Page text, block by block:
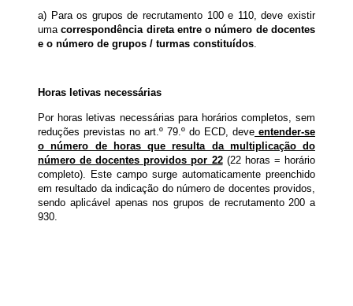
a) Para os grupos de recrutamento 100 e 110, deve existir
umacorrespondência direta entre o número de docentes
e o número de grupos / turmas constituídos
Horas letivas necessárias
Por horas letivas necessárias para horários completos, sem
reduções previstas no art.º 79.º do ECD, deve entender-se
o número de horas que resulta da multiplicação do
número de docentes providos por 22(22 horas = horário
completo). Este campo surge automaticamente preenchido
em resultado da indicação do número de docentes providos,
sendo aplicável apenas nos grupos de recrutamento 200 a
930.